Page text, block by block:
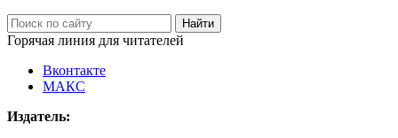
Горячая линия для читателей
Вконтакте
МАКС
Издатель: